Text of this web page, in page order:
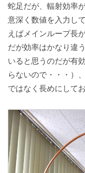
蛇足だが、輻射効率
意深く数値を入力し
えばメインループ長
だが効率はかなり違
いると思うのだが有
らないので・・・）
ではなく長めにして